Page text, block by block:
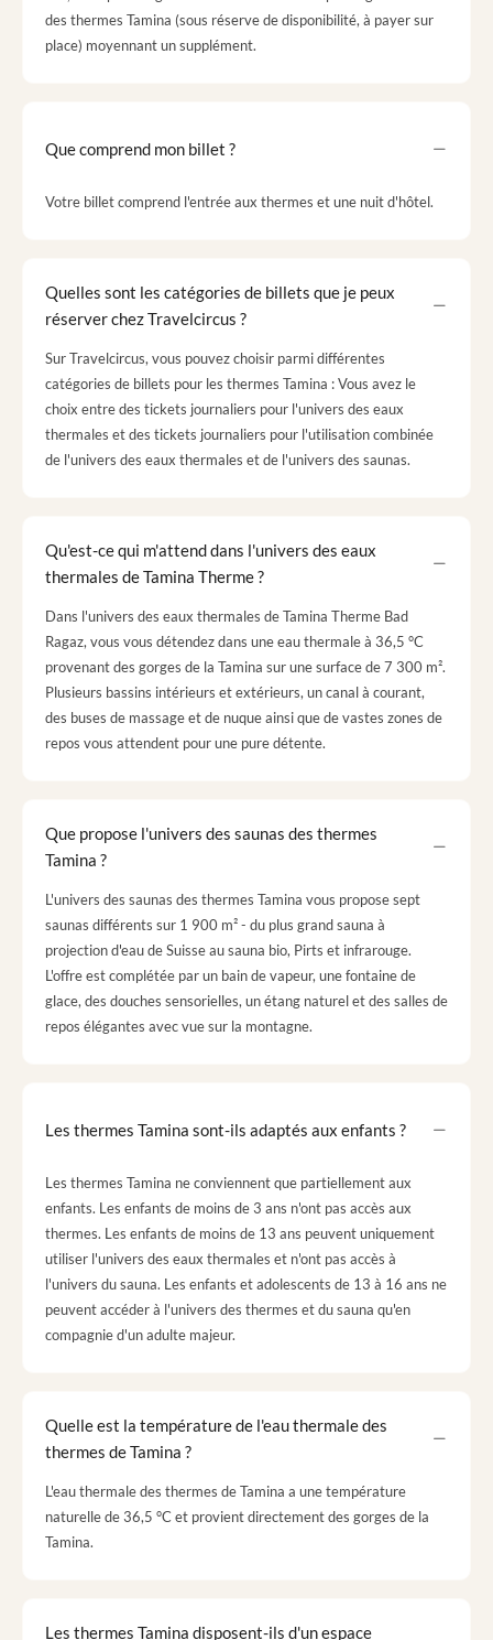
des thermes Tamina (sous réserve de disponibilité, à payer sur
place) moyennant un supplément.
Que comprend mon billet ?
Votre billet comprend l'entrée aux thermes et une nuit d'hôtel.
Quelles sont les catégories de billets que je peux
réserver chez Travelcircus ?
Sur Travelcircus, vous pouvez choisir parmi différentes
catégories de billets pour les thermes Tamina : Vous avez le
choix entre des tickets journaliers pour l'univers des eaux
thermales et des tickets journaliers pour l'utilisation combinée
de l'univers des eaux thermales et de l'univers des saunas.
Qu'est-ce qui m'attend dans l'univers des eaux
thermales de Tamina Therme ?
Dans l'univers des eaux thermales de Tamina Therme Bad
Ragaz, vous vous détendez dans une eau thermale à 36,5 °C
provenant des gorges de la Tamina sur une surface de 7 300 m².
Plusieurs bassins intérieurs et extérieurs, un canal à courant,
des buses de massage et de nuque ainsi que de vastes zones de
repos vous attendent pour une pure détente.
Que propose l'univers des saunas des thermes
Tamina ?
L'univers des saunas des thermes Tamina vous propose sept
saunas différents sur 1 900 m² - du plus grand sauna à
projection d'eau de Suisse au sauna bio, Pirts et infrarouge.
L'offre est complétée par un bain de vapeur, une fontaine de
glace, des douches sensorielles, un étang naturel et des salles de
repos élégantes avec vue sur la montagne.
Les thermes Tamina sont-ils adaptés aux enfants ?
Les thermes Tamina ne conviennent que partiellement aux
enfants. Les enfants de moins de 3 ans n'ont pas accès aux
thermes. Les enfants de moins de 13 ans peuvent uniquement
utiliser l'univers des eaux thermales et n'ont pas accès à
l'univers du sauna. Les enfants et adolescents de 13 à 16 ans ne
peuvent accéder à l'univers des thermes et du sauna qu'en
compagnie d'un adulte majeur.
Quelle est la température de l'eau thermale des
thermes de Tamina ?
L'eau thermale des thermes de Tamina a une température
naturelle de 36,5 °C et provient directement des gorges de la
Tamina.
Les thermes Tamina disposent-ils d'un espace